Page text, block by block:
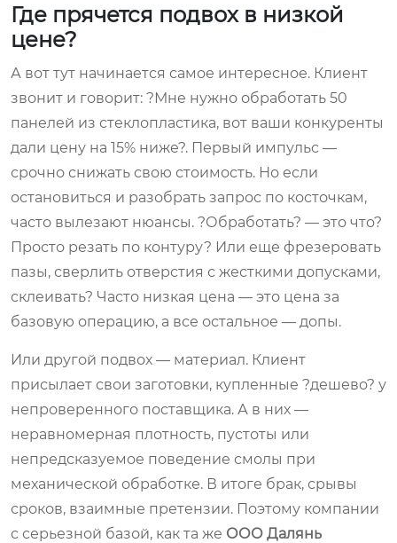
Где прячется подвох в низкой
цене?
А вот тут начинается самое интересное. Клиент
звонит и говорит: ?Мне нужно обработать 50
панелей из стеклопластика, вот ваши конкуренты
дали цену на 15% ниже?. Первый импульс —
срочно снижать свою стоимость. Но если
остановиться и разобрать запрос по косточкам,
часто вылезают нюансы. ?Обработать? — это что?
Просто резать по контуру? Или еще фрезеровать
пазы, сверлить отверстия с жесткими допусками,
склеивать? Часто низкая цена — это цена за
базовую операцию, а все остальное — допы.
Или другой подвох — материал. Клиент
присылает свои заготовки, купленные ?дешево? у
непроверенного поставщика. А в них —
неравномерная плотность, пустоты или
непредсказуемое поведение смолы при
механической обработке. В итоге брак, срывы
сроков, взаимные претензии. Поэтому компании
с серьезной базой, как та же ООО Далянь